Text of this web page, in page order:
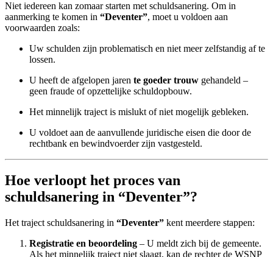
Niet iedereen kan zomaar starten met schuldsanering. Om in
aanmerking te komen in “Deventer”, moet u voldoen aan
voorwaarden zoals:
Uw schulden zijn problematisch en niet meer zelfstandig af te
lossen.
U heeft de afgelopen jaren te goeder trouw gehandeld –
geen fraude of opzettelijke schuldopbouw.
Het minnelijk traject is mislukt of niet mogelijk gebleken.
U voldoet aan de aanvullende juridische eisen die door de
rechtbank en bewindvoerder zijn vastgesteld.
Hoe verloopt het proces van
schuldsanering in “Deventer”?
Het traject schuldsanering in “Deventer” kent meerdere stappen:
Registratie en beoordeling – U meldt zich bij de gemeente.
Als het minnelijk traject niet slaagt, kan de rechter de WSNP